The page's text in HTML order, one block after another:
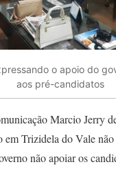
o apoio do
aos pré-candidatos
Marcio Jerry
em Trizidela do Vale
não apoiar os